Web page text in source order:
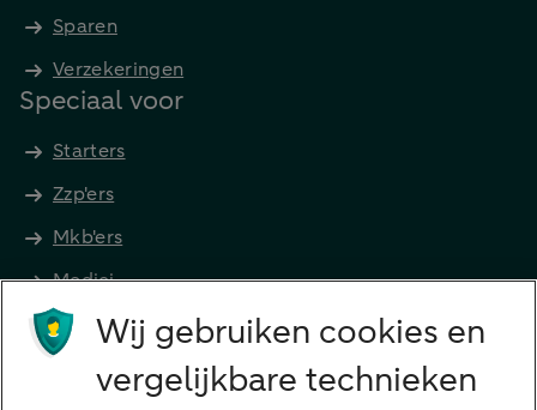
Sparen
Verzekeringen
Speciaal voor
Starters
Zzp'ers
Mkb'ers
Medici
Advocaten en notarissen
Wij gebruiken cookies en
vergelijkbare technieken